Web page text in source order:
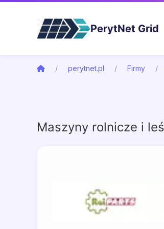
PerytNet Grid
perytnet.pl Firmy
Maszyny rolnicze i